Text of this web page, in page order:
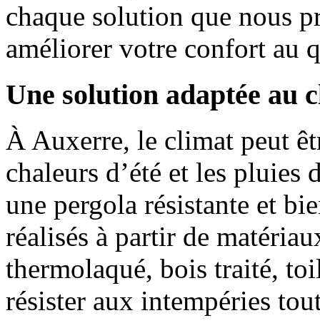
chaque solution que nous
améliorer votre confort au
Une solution adaptée au
À Auxerre, le climat peut
chaleurs d’été et les pluies
une pergola résistante et
réalisés à partir de
thermolaqué, bois traité,
résister aux intempéries